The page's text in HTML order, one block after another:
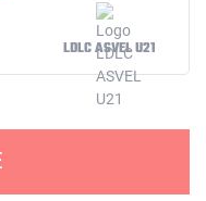
LDLC ASVEL U21